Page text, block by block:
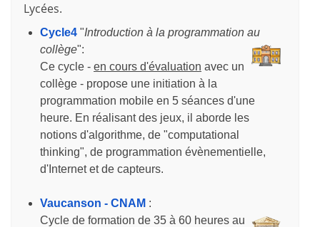
Lycées.
Cycle4 "Introduction à la programmation au
collège":
Ce cycle - en cours d'évaluation avec un
collège - propose une initiation à la
programmation mobile en 5 séances d'une
heure. En réalisant des jeux, il aborde les
notions d'algorithme, de "computational
thinking", de programmation évènementielle,
d'Internet et de capteurs.
Vaucanson - CNAM :
Cycle de formation de 35 à 60 heures au